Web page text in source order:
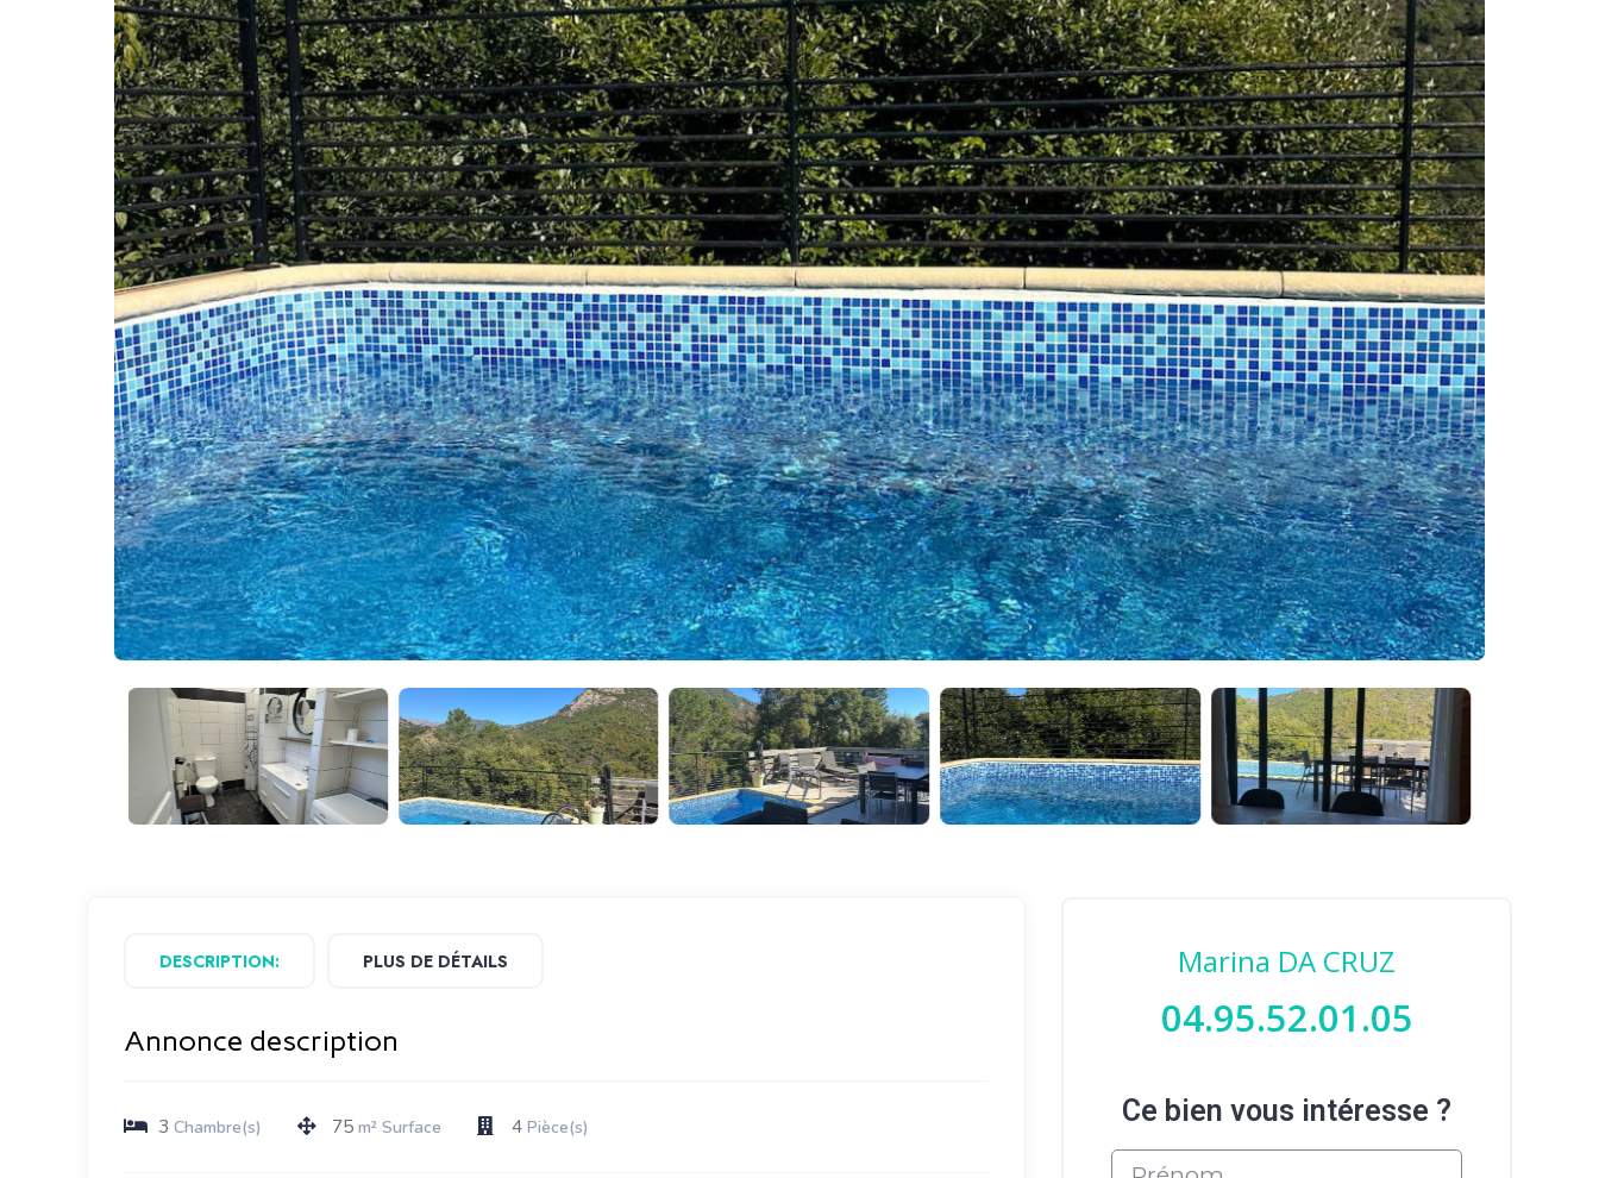
DESCRIPTION: PLUS DE DÉTAILS
Annonce description
3 Chambre(s) 75 m² Surface 4 Pièce(s)
Marina DA CRUZ
04.95.52.01.05
Ce bien vous intéresse ?